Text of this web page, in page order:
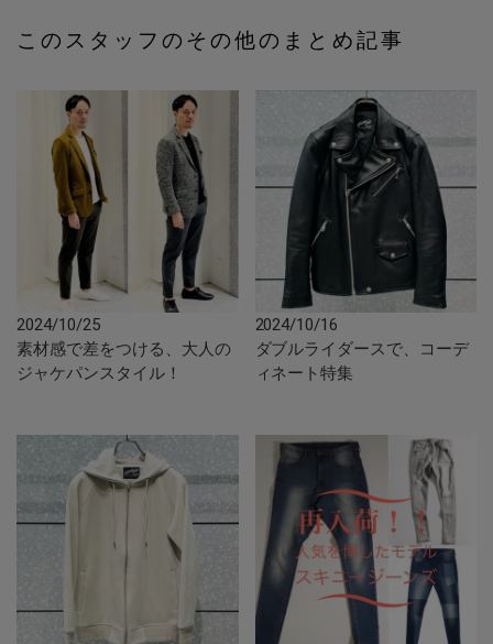
このスタッフのその他のまとめ記事
2024/10/25
素材感で差をつける、大人の
ジャケパンスタイル！
2024/10/16
ダブルライダースで、コーデ
ィネート特集